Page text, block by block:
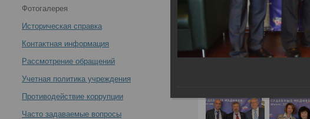
Фотогалерея
Историческая справка
Контактная информация
Рассмотрение обращений
Учетная политика учреждения
Противодействие коррупции
Часто задаваемые вопросы